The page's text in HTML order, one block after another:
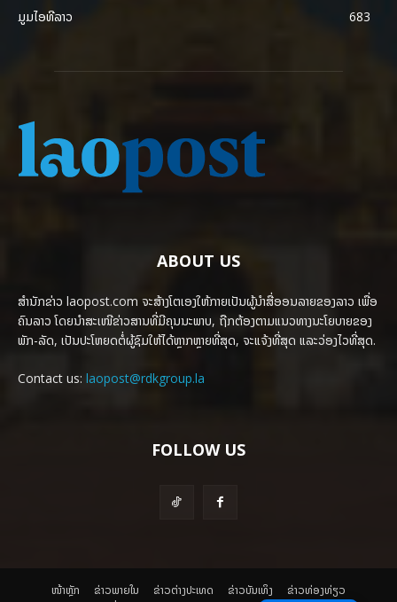
ມູມໄອທີລາວ
683
ABOUT US
ສຳນັກຂ່າວ laopost.com ຈະສ້າງໂຕເອງໃຫ້ກາຍເປັນຜູ້ນຳສື່ອອນລາຍຂອງລາວ ເພື່ອ
ຄົນລາວ ໂດຍນຳສະເໜີຂ່າວສານທີ່ມີຄຸນນະພາບ, ຖືກຕ້ອງຕາມແນວທາງນະໂຍບາຍຂອງ
ພັກ-ລັດ, ເປັນປະໂຫຍດຕໍ່ຜູ້ຊົມໃຫ້ໄດ້ຫຼາກຫຼາຍທີ່ສຸດ, ຈະແຈ້ງທີ່ສຸດ ແລະວ່ອງໄວທີ່ສຸດ.
Contact us: laopost@rdkgroup.la
FOLLOW US
ໜ້າຫຼັກ ຂ່າວພາຍ​ໃນ ຂ່າວຕ່າງປະເທດ ​ຂ່າວບັນເທິງ
​ຂ່າວທ່ອງທ່ຽວ